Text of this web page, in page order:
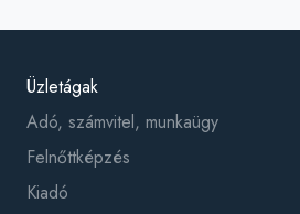
Üzletágak
Adó, számvitel, munkaügy
Felnőttképzés
Kiadó